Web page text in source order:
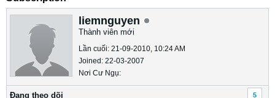
liemnguyen
Thành viên mới
Lần cuối: 21-09-2010, 10:24 AM
Joined: 22-03-2007
Nơi Cư Ngụ:
Ðang theo dõi 5